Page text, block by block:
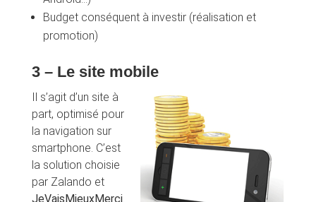
Budget conséquent à investir (réalisation et
promotion)
3 – Le site mobile
Il s’agit d’un site à
part, optimisé pour
la navigation sur
smartphone. C’est
la solution choisie
par Zalando et
JeVaisMieuxMerci.